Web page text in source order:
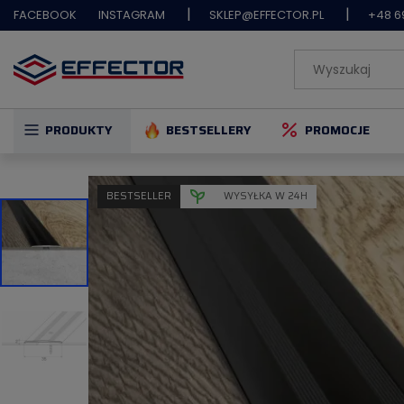
FACEBOOK INSTAGRAM | SKLEP@EFFECTOR.PL | +48
PRODUKTY BESTSELLERY PROMOCJE
BESTSELLER WYSYŁKA W 24H